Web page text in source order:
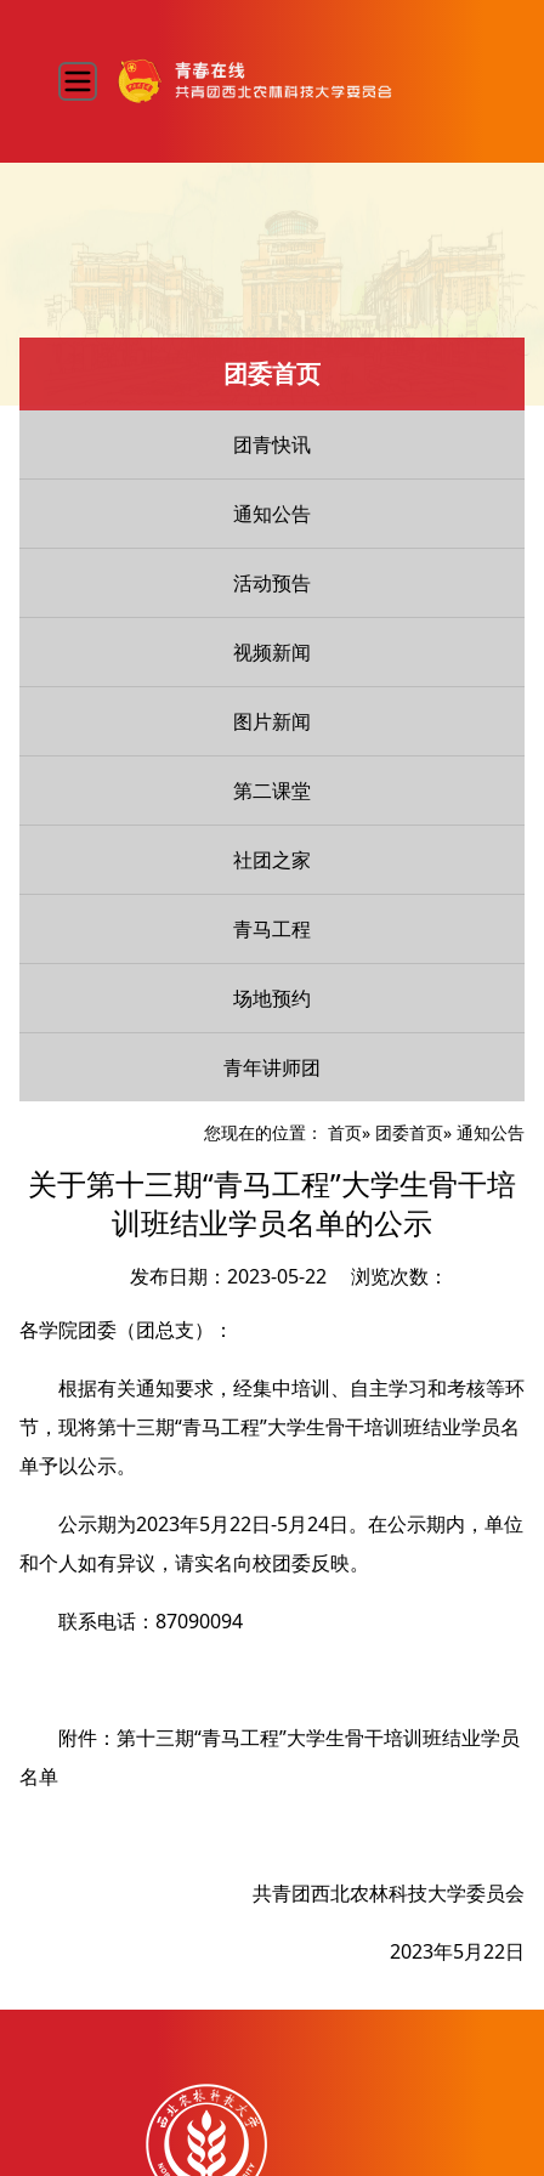
团委首页
团青快讯
通知公告
活动预告
视频新闻
图片新闻
第二课堂
社团之家
青马工程
场地预约
青年讲师团
您现在的位置： 首页» 团委首页» 通知公告
关于第十三期“青马工程”大学生骨干培
训班结业学员名单的公示
发布日期：2023-05-22 浏览次数：
各学院团委（团总支）：
根据有关通知要求，经集中培训、自主学习和考核等环
节，现将第十三期“青马工程”大学生骨干培训班结业学员名
单予以公示。
公示期为2023年5月22日-5月24日。在公示期内，单位
和个人如有异议，请实名向校团委反映。
联系电话：87090094
附件： 第十三期“青马工程”大学生骨干培训班结业学员
名单
共青团西北农林科技大学委员会
2023年5月22日